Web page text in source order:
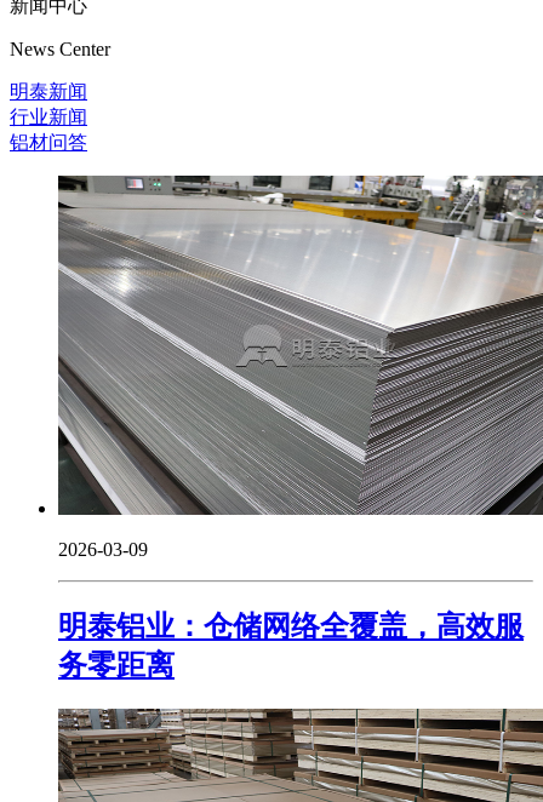
新闻中心
News Center
明泰新闻
行业新闻
铝材问答
2026-03-09
明泰铝业：仓储网络全覆盖，高效服
务零距离